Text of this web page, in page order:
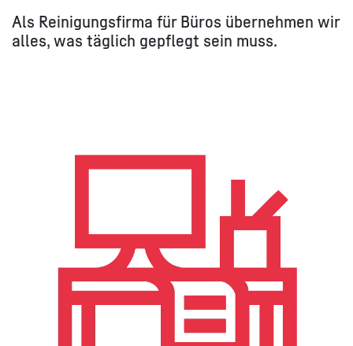
Als Reinigungsfirma für Büros übernehmen wir
alles, was täglich gepflegt sein muss.